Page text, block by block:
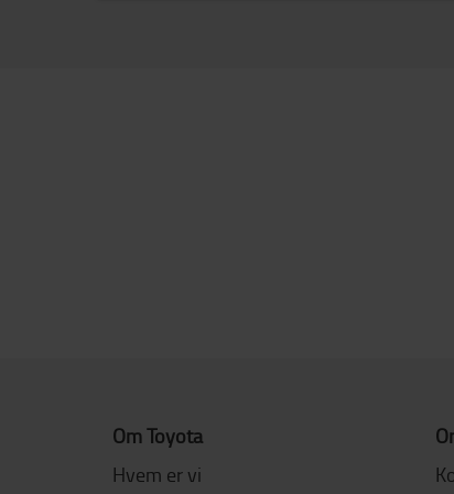
Om Toyota
Hvem er vi